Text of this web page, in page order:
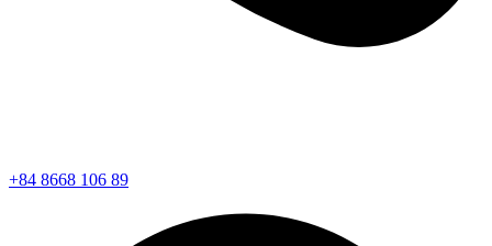
+84 8668 106 89